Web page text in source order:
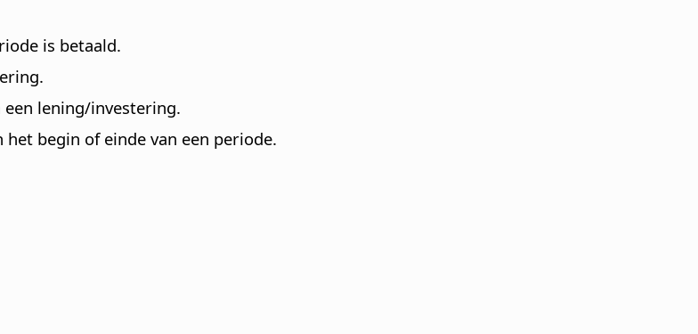
is betaald.
lening/investering.
begin of einde van een periode.